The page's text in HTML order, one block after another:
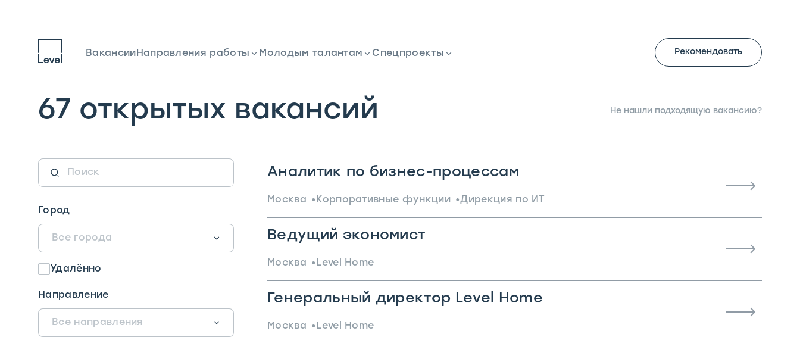
Вакансии Направления работы Молодым талантам Спецпроекты Рекомендовать
67 открытых вакансий Не нашли подходящую вакансию?
Поиск
Город
Все города
Удалённо
Направление
Все направления
Аналитик по бизнес-процессам
Москва Корпоративные функции Дирекция по ИТ
Ведущий экономист
Москва Level Home
Генеральный директор Level Home
Москва Level Home